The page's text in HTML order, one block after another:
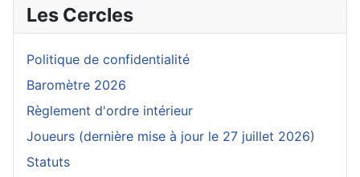
Les Cercles
Politique de confidentialité
Baromètre 2026
Règlement d'ordre intérieur
Joueurs (dernière mise à jour le 27 juillet 2026)
Statuts